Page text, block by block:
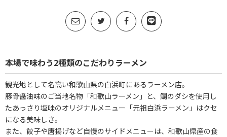
本場で味わう2種類のこだわりラーメン
観光地として名高い和歌山県の白浜町にあるラーメン店。
豚骨醤油味のご当地名物「和歌山ラーメン」と、鯛のダシを使用し
たあっさり塩味のオリジナルメニュー「元祖白浜ラーメン」はクセ
になる美味しさ。
また、餃子や唐揚げなど自慢のサイドメニューは、和歌山県産の食